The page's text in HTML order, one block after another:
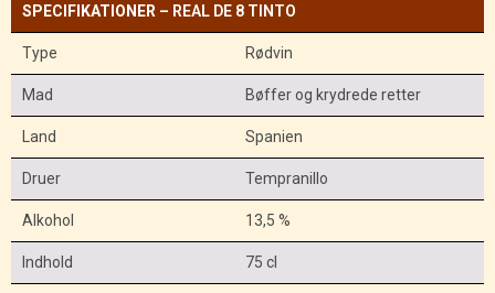
SPECIFIKATIONER – REAL DE 8 TINTO
Type Rødvin
Mad Bøffer og krydrede retter
Land Spanien
Druer Tempranillo
Alkohol 13,5 %
Indhold 75 cl